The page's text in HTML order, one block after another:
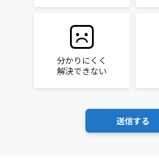
分かりにくく
解決できない